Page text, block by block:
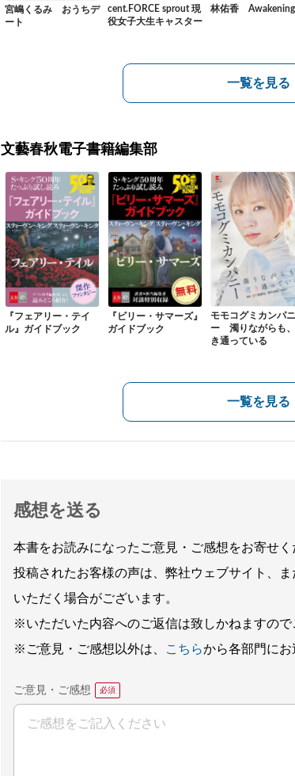
宮嶋くるみ おうちデ
ート
cent.FORCE sprout 現
役女子大生キャスター
林佑香 Awakening
一覧を見る
文藝春秋電子書籍編集部
『フェアリー・テイ
ル』ガイドブック
『ビリー・サマーズ』
ガイドブック
モモコグミカンパニ
ー 濁りながらも
き通っている
一覧を見る
感想を送る
本書をお読みになったご意見・ご感想をお寄せく
投稿されたお客様の声は、弊社ウェブサイト、
いただく場合がございます。
※いただいた内容へのご返信は致しかねますので
※ご意見・ご感想以外は、
こちらから各部門にお
ご意見・ご感想